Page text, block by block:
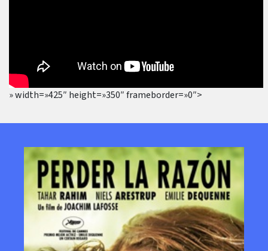
» width=»425″ height=»350″ frameborder=»0″>